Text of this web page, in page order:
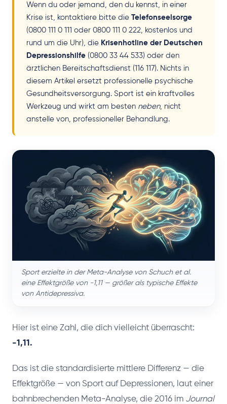
Wenn du oder jemand, den du kennst, in einer
Krise ist, kontaktiere bitte die Telefonseelsorge
(0800 111 0 111 oder 0800 111 0 222, kostenlos und
rund um die Uhr), die Krisenhotline der Deutschen
Depressionshilfe (0800 33 44 533) oder den
ärztlichen Bereitschaftsdienst (116 117). Nichts in
diesem Artikel ersetzt professionelle psychische
Gesundheitsversorgung. Sport ist ein kraftvolles
Werkzeug und wirkt am besten neben, nicht
anstelle von, professioneller Behandlung.
Sport erzielte in der Meta-Analyse von Schuch et al.
eine Effektgröße von -1,11 — größer als typische Effekte
von Antidepressiva.
Hier ist eine Zahl, die dich vielleicht überrascht:
-1,11.
Das ist die standardisierte mittlere Differenz — die
Effektgröße — von Sport auf Depressionen, laut einer
bahnbrechenden Meta-Analyse, die 2016 im Journal